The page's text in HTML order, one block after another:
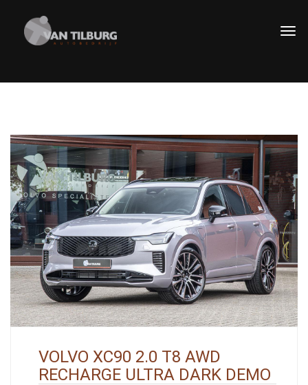
VOLVO XC90 2.0 T8 AWD
RECHARGE ULTRA DARK DEMO